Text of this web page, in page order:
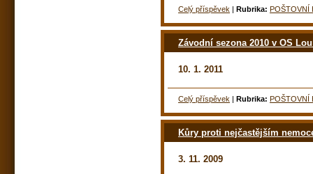
Celý příspěvek | Rubrika: POŠTOVNÍ
Závodní sezona 2010 v OS
10. 1. 2011
Celý příspěvek | Rubrika: POŠTOVNÍ
Kůry proti nejčastějším
3. 11. 2009